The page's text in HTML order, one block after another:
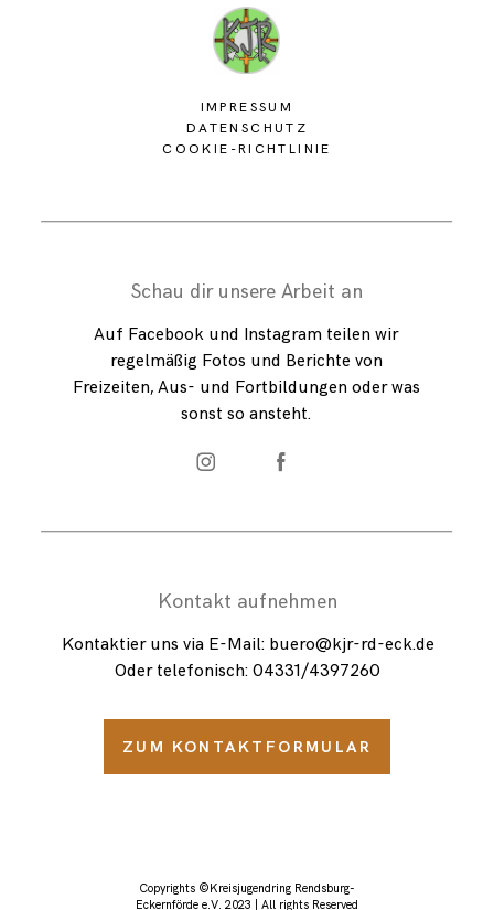
Kontakt aufnehmen
Schau dir unsere Arbeit an
Kontaktier uns via E-Mail: buero@kjr-rd-eck.de
Oder telefonisch: 04331/4397260
Auf Facebook und Instagram teilen wir
regelmäßig Fotos und Berichte von
Freizeiten, Aus- und Fortbildungen oder was
sonst so ansteht.
IMPRESSUM
DATENSCHUTZ
COOKIE-RICHTLINIE
ZUM KONTAKTFORMULAR
Copyrights ©Kreisjugendring Rendsburg-
Eckernförde e.V. 2023 | All rights Reserved